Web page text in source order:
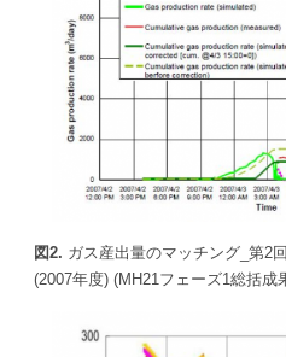
図2. ガス産出量のマッチング_第2
(2007年度) (MH21フェーズ1総括成